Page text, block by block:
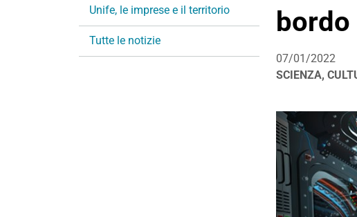
07/01/2022
SCIENZA,
i
n
Unife, le imprese e il territorio
Tutte le notizie